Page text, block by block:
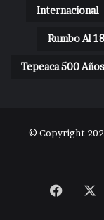
Internacional
Rumbo Al 18
Tepeaca 500 Años
© Copyright